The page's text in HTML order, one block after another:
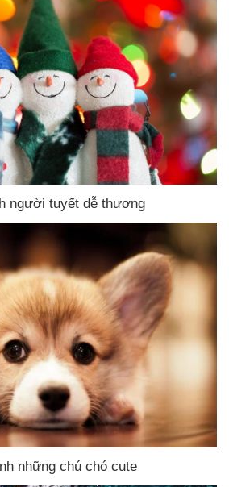
người tuyết dễ thương
những chú chó cute